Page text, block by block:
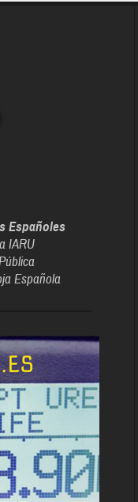
Españoles
IARU
Española